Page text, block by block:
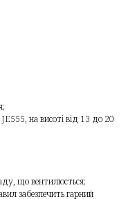
на висоті від 13 до 20
що вентилюється;
забезпечить гарний